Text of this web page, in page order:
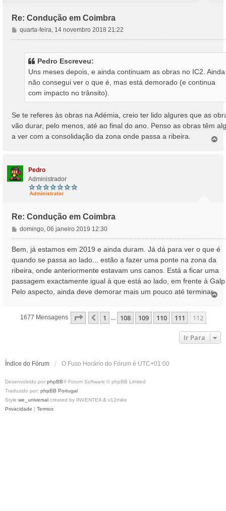
Re: Condução em Coimbra
M
e
quarta-feira, 14 novembro 2018 21:22
Pedro Escreveu:
Uns meses depois, e ainda continuam as obras no IC2. Ainda
não consegui ver o que é, mas está demorado (e continua
com impacto no trânsito).
Se te referes às obras na Adémia, creio ter lido algures que as
vão durar, pelo menos, até ao final do ano. Penso as obras têm
a ver com a consolidação da zona onde passa a ribeira.
Pedro
Administrador
Re: Condução em Coimbra
M
e
n
g
e
m
domingo, 06 janeiro 2019 12:30
Bem, já estamos em 2019 e ainda duram. Já dá para ver o que é
quando se passa ao lado... estão a fazer uma ponte na zona da
ribeira, onde anteriormente estavam uns canos. Está a ficar uma
passagem exactamente igual à que está ao lado, em frente à
Pelo aspecto, ainda deve demorar mais um pouco até terminar.
1677 Mensagens Página 112 De112
Anterior
1 ... 108 109 110 111 112
Ir Para
Índice do Fórum O Fuso Horário do Fórum é UTC+01:00
Desenvolvido por phpBB® Forum Software © phpBB Limited
Traduzido por: phpBB Portugal
Style we_universal created by INVENTEA & v12mike
Privacidade | Termos